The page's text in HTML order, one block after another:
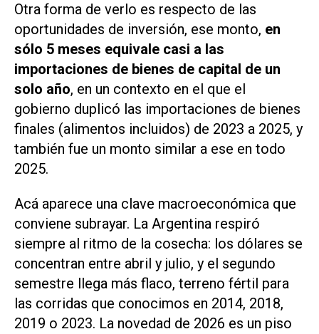
Otra forma de verlo es respecto de las
oportunidades de inversión, ese monto, en
sólo 5 meses equivale casi a las
importaciones de bienes de capital de un
solo año, en un contexto en el que el
gobierno duplicó las importaciones de bienes
finales (alimentos incluidos) de 2023 a 2025, y
también fue un monto similar a ese en todo
2025.
Acá aparece una clave macroeconómica que
conviene subrayar. La Argentina respiró
siempre al ritmo de la cosecha: los dólares se
concentran entre abril y julio, y el segundo
semestre llega más flaco, terreno fértil para
las corridas que conocimos en 2014, 2018,
2019 o 2023. La novedad de 2026 es un piso